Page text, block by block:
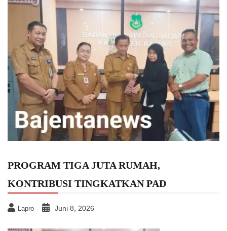
PROGRAM TIGA JUTA RUMAH,
KONTRIBUSI TINGKATKAN PAD
Lapro Juni 8, 2026